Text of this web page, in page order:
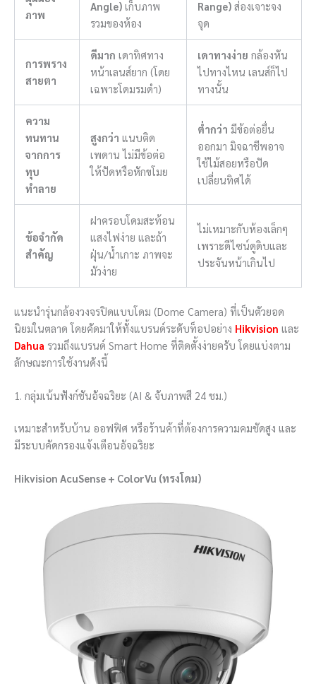
ภาพ
Angle)เก็บภาพ
รวมของห้อง
Range)ส่องเจาะจง
จุด
การพราง
สายตา
ดีมาก เดาทิศทาง
หน้าเลนส์ยาก (โดย
เฉพาะโดมรมดำ)
เดาทางง่าย กล้องหัน
ไปทางไหน เลนส์ก็ไป
ทางนั้น
ความ
ทนทาน
จากการ
ทุบ
ทำลาย
สูงกว่า แนบติด
เพดาน ไม่มีข้อต่อ
ให้ปัดหรือหักขโมย
ต่ำกว่า มีข้อต่อยื่น
ออกมา มิจฉาชีพอาจ
ใช้ไม้สอยหรือปัด
เปลี่ยนทิศได้
ข้อจำกัด
สำคัญ
ฝาครอบโดมสะท้อน
แสงไฟง่าย และถ้า
ฝุ่น/น้ำเกาะ ภาพจะ
มัวง่าย
ไม่เหมาะกับห้องเล็กๆ
เพราะดีไซน์ดูดิบและ
ประจันหน้าเกินไป
แนะนำรุ่นกล้องวงจรปิดแบบโดม (Dome Camera) ที่เป็นตัวยอด
นิยมในตลาด โดยคัดมาให้ทั้งแบรนด์ระดับท็อปอย่าง Hikvision และ
Dahua รวมถึงแบรนด์ Smart Home ที่ติดตั้งง่ายครับ โดยแบ่งตาม
ลักษณะการใช้งานดังนี้
1. กลุ่มเน้นฟังก์ชันอัจฉริยะ (AI & จับภาพสี 24 ชม.)
เหมาะสำหรับบ้าน ออฟฟิศ หรือร้านค้าที่ต้องการความคมชัดสูง และ
มีระบบคัดกรองแจ้งเตือนอัจฉริยะ
Hikvision AcuSense + ColorVu (ทรงโดม)